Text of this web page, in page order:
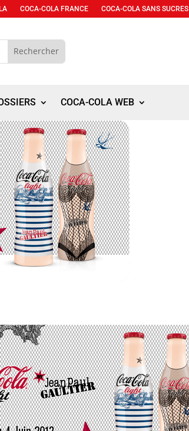
COCA-COLA FRANCE COCA-COLA SANS SUCRES
COCA-COLA WEB